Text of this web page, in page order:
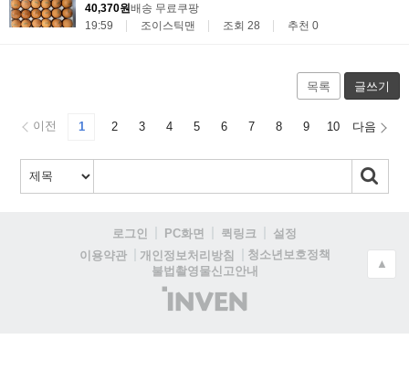
40,370원배송 무료쿠팡
19:59
조이스틱맨 조회 28 추천 0
목록 글쓰기
이전 1 2 3 4 5 6 7 8 9 10 다음
로그인 PC화면 퀵링크
설정
이용약관
개인정보처리방침
청소년보호정책
불법촬영물신고안내
(주)
인
▲